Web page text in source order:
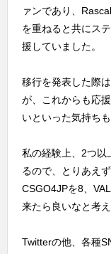
ァンであり、
を重ねると共にス
援していました。
移行を発表した際
が、これからも応
いといった気持ち
私の経験上、2つ以
るので、とりあえ
CSGO4JPを8、
来たら良いなと考え
Twitterの他、各種